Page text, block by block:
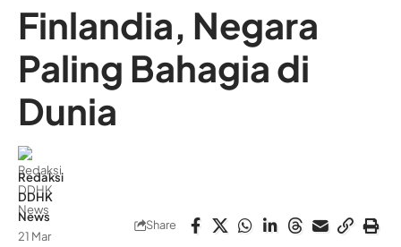
Finlandia, Negara
Paling Bahagia di
Dunia
Redaksi
DDHK
News
21 Mar
Share